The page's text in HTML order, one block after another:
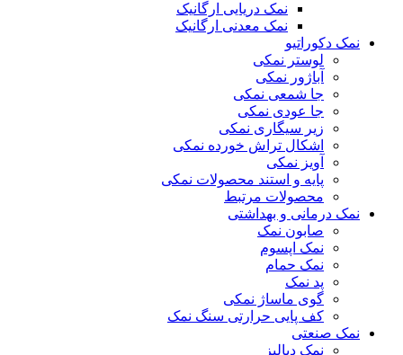
نمک دریایی ارگانیک
نمک معدنی ارگانیک
نمک دکوراتیو
لوستر نمکی
آباژور نمکی
جا شمعی نمکی
جا عودی نمکی
زیر سیگاری نمکی
اشکال تراش خورده نمکی
آویز نمکی
پایه و استند محصولات نمکی
محصولات مرتبط
نمک درمانی و بهداشتی
صابون نمک
نمک اپسوم
نمک حمام
پد نمک
گوی ماساژ نمکی
کف پایی حرارتی سنگ نمک
نمک صنعتی
نمک دیالیز